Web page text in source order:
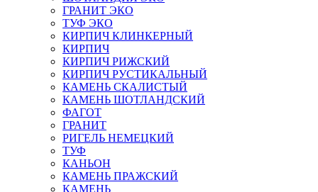
ГРАНИТ ЭКО
ТУФ ЭКО
КИРПИЧ КЛИНКЕРНЫЙ
КИРПИЧ
КИРПИЧ РИЖСКИЙ
КИРПИЧ РУСТИКАЛЬНЫЙ
КАМЕНЬ СКАЛИСТЫЙ
КАМЕНЬ ШОТЛАНДСКИЙ
ФАГОТ
ГРАНИТ
РИГЕЛЬ НЕМЕЦКИЙ
ТУФ
КАНЬОН
КАМЕНЬ ПРАЖСКИЙ
КАМЕНЬ